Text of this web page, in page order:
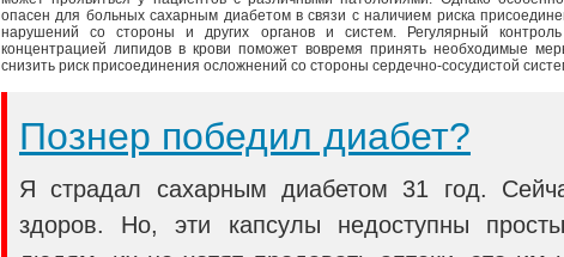
опасен для больных сахарным диабетом в связи с наличием риска
нарушений со стороны и других органов и систем. Регулярный
концентрацией липидов в крови поможет вовремя принять необходимые
снизить риск присоединения осложнений со стороны сердечно-сосудистой
Познер победил диабет?
Я страдал сахарным диабетом 31 год.
здоров. Но, эти капсулы недоступны